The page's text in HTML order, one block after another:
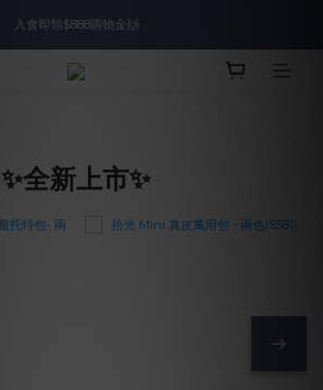
入會即領$888購物金🙌
入會即領$888購物金🙌
送爸好禮🎁$1588起
入會即領$888購物金🙌
✨全新上市✨